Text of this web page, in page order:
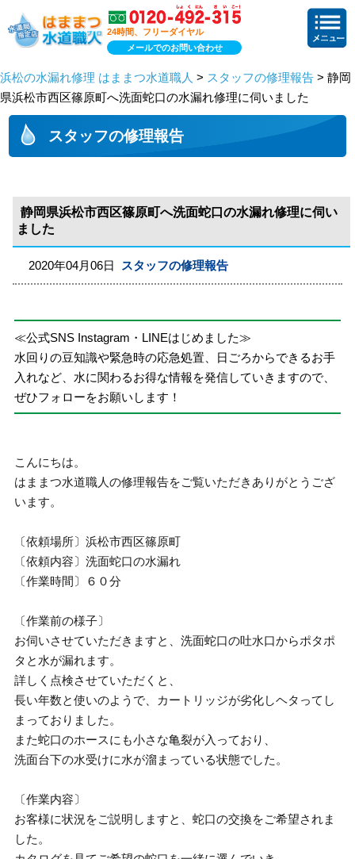
24時間、フリーダイヤル
メールでのお問い合わせ
浜松の水漏れ修理 はままつ水道職人 > スタッフの修理報告 > 静岡
県浜松市西区篠原町へ洗面蛇口の水漏れ修理に伺いました
スタッフの修理報告
静岡県浜松市西区篠原町へ洗面蛇口の水漏れ修理に伺い
ました
2020年04月06日 スタッフの修理報告
≪公式SNS Instagram・LINEはじめました≫
水回りの豆知識や緊急時の応急処置、日ごろからできるお手
入れなど、水に関わるお得な情報を発信していきますので、
ぜひフォローをお願いします！
こんにちは。
はままつ水道職人の修理報告をご覧いただきありがとうござ
います。
〔依頼場所〕浜松市西区篠原町
〔依頼内容〕洗面蛇口の水漏れ
〔作業時間〕６０分
〔作業前の様子〕
お伺いさせていただきますと、洗面蛇口の吐水口からポタポ
タと水が漏れます。
詳しく点検させていただくと、
長い年数と使いのようで、カートリッジが劣化しヘタってし
まっておりました。
また蛇口のホースにも小さな亀裂が入っており、
洗面台下の水受けに水が溜まっている状態でした。
〔作業内容〕
お客様に状況をご説明しますと、蛇口の交換をご希望されま
した。